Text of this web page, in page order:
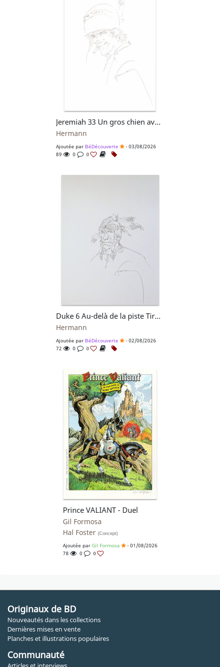
Jeremiah 33 Un gros chien avec une blonde Tirage de Luxe + dédicace
Hermann
Ajoutée par BéDécouverte
- 03/08/2026
89
0 0
Duke 6 Au-delà de la piste Tirage de Luxe + Dédicace n°298/300
Hermann
Ajoutée par BéDécouverte
- 02/08/2026
72
0 0
Prince VALIANT - Duel
Gil Formosa
Hal Foster (Concept)
Ajoutée par Gil Formosa
- 01/08/2026
78
0 0
Originaux de BD
Nouveautés dans les collections
Dernières mises en vente
Planches et illustrations populaires
Communauté